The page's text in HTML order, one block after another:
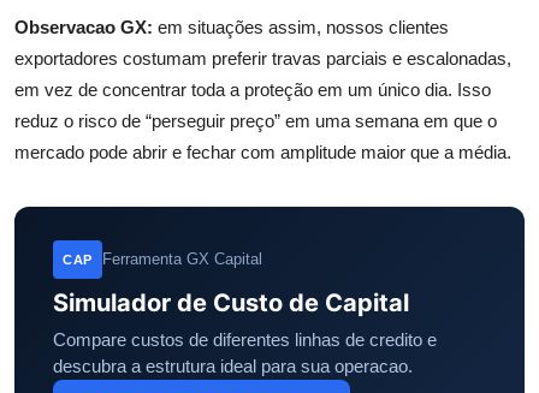
Observacao GX: em situações assim, nossos clientes
exportadores costumam preferir travas parciais e escalonadas,
em vez de concentrar toda a proteção em um único dia. Isso
reduz o risco de “perseguir preço” em uma semana em que o
mercado pode abrir e fechar com amplitude maior que a média.
CAP Ferramenta GX Capital
Simulador de Custo de Capital
Compare custos de diferentes linhas de credito e
descubra a estrutura ideal para sua operacao.